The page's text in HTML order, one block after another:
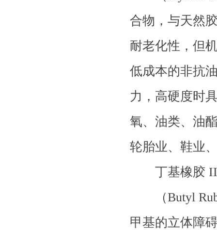
合物，与天然
耐老化性，但
低成本的非抗
力，高硬度时
氧、油类、油
轮胎业、鞋业
丁基橡胶
（Butyl
甲基的立体障